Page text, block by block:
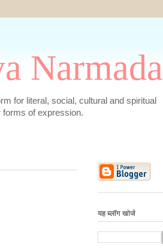
Narmada
for literal, social, cultural and spiritual
forms of expression.
यह ब्लॉग खोजें